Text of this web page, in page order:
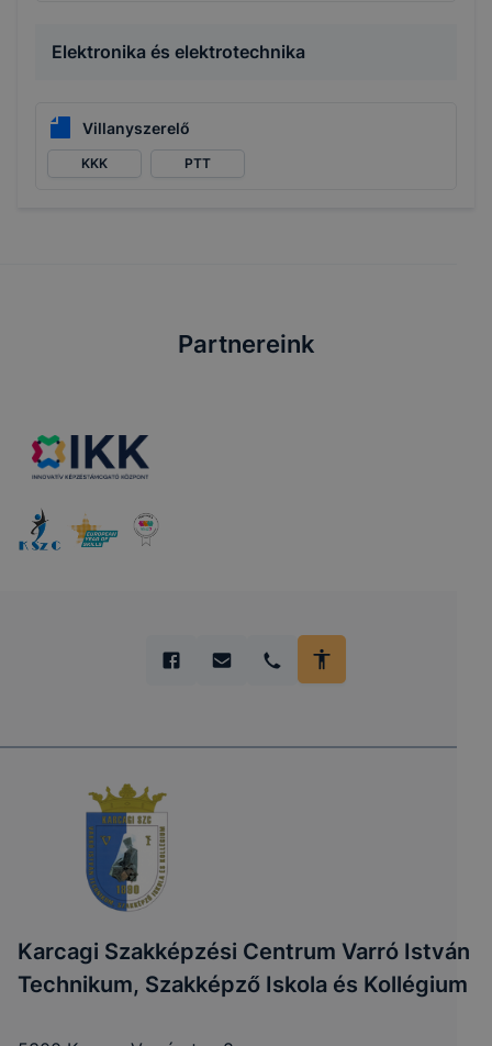
Elektronika és elektrotechnika
Villanyszerelő
KKK PTT
Partnereink
Karcagi Szakképzési Centrum Varró István
Technikum, Szakképző Iskola és Kollégium